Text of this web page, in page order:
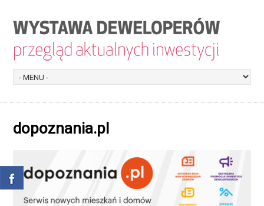
dopoznania.pl